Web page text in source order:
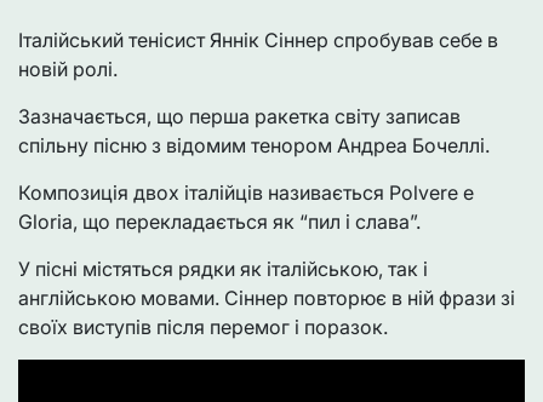
Італійський тенісист Яннік Сіннер спробував себе в
новій ролі.
Зазначається, що перша ракетка світу записав
спільну пісню з відомим тенором Андреа Бочеллі.
Композиція двох італійців називається Polvere e
Gloria, що перекладається як “пил і слава”.
У пісні містяться рядки як італійською, так і
англійською мовами. Сіннер повторює в ній фрази зі
своїх виступів після перемог і поразок.